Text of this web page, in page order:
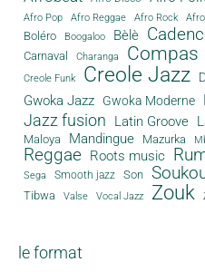
Afro Pop Afro Reggae Afro Rock
Boléro Boogaloo Bèlè
Carnaval Charanga Compas
Creole Funk
Creole Jazz
Gwoka Jazz Gwoka Moderne
Jazz fusion Latin Groove
Maloya Mandingue Mazurka
Reggae Roots music
Sega Smooth jazz Son
Tibwa Valse Vocal Jazz Zouk
le format